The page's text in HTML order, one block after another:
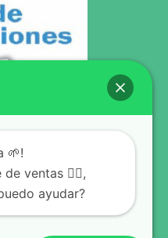
🌱!
ventas 🙋‍♀️,
ayudar?